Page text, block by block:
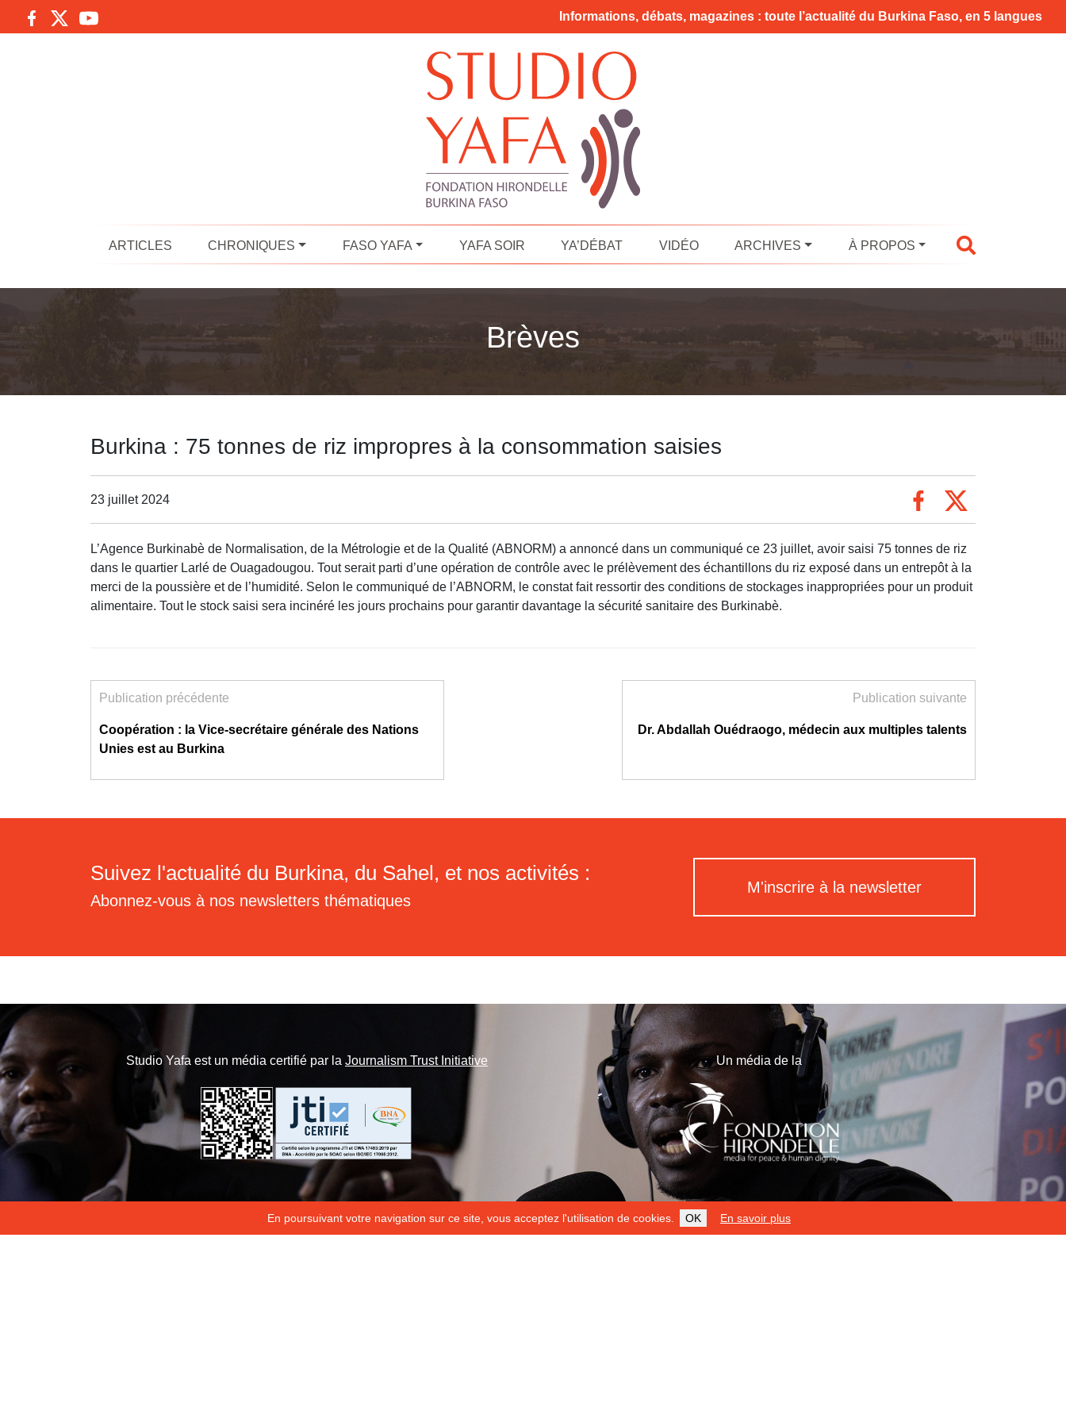
En poursuivant votre navigation sur ce site, vous acceptez l'utilisation de cookies. OK En savoir plus
Informations, débats, magazines : toute l’actualité du Burkina Faso, en 5 langues
ARTICLES CHRONIQUES FASO YAFA YAFA SOIR YA’DÉBAT VIDÉO ARCHIVES À PROPOS
Brèves
Burkina : 75 tonnes de riz impropres à la consommation saisies
23 juillet 2024
L’Agence Burkinabè de Normalisation, de la Métrologie et de la Qualité (ABNORM) a annoncé dans un communiqué ce 23 juillet, avoir saisi 75 tonnes de riz
dans le quartier Larlé de Ouagadougou. Tout serait parti d’une opération de contrôle avec le prélèvement des échantillons du riz exposé dans un entrepôt à la
merci de la poussière et de l’humidité. Selon le communiqué de l’ABNORM, le constat fait ressortir des conditions de stockages inappropriées pour un produit
alimentaire. Tout le stock saisi sera incinéré les jours prochains pour garantir davantage la sécurité sanitaire des Burkinabè.
Publication précédente
Coopération : la Vice-secrétaire générale des Nations
Unies est au Burkina
Publication suivante
Dr. Abdallah Ouédraogo, médecin aux multiples talents
Suivez l'actualité du Burkina, du Sahel, et nos activités :
Abonnez-vous à nos newsletters thématiques
M'inscrire à la newsletter
Studio Yafa est un média certifié par la Journalism Trust Initiative Un média de la
ILS NOUS SOUTIENNENT